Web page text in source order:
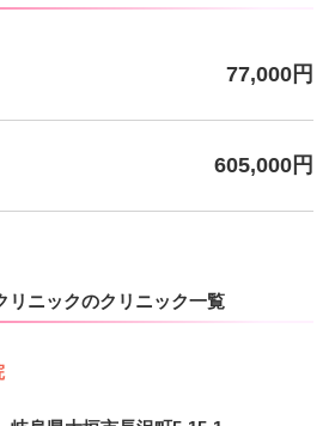
77,000円
605,000円
リニックのクリニック一覧